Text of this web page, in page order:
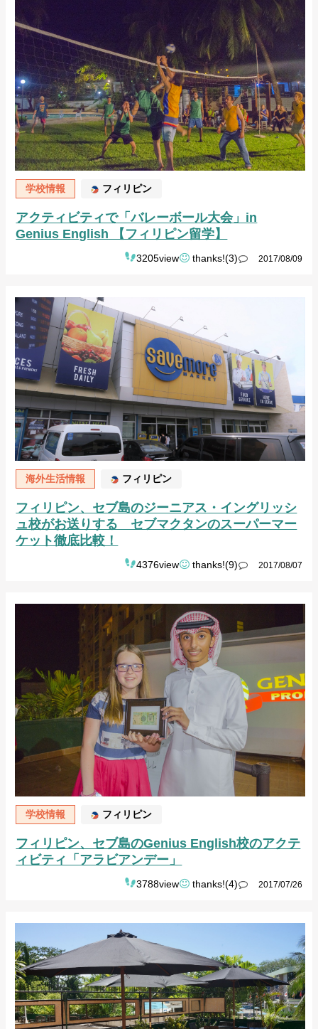
学校情報 フィリピン
アクティビティで「バレーボール大会」in
Genius English 【フィリピン留学】
3205view thanks!(3) 2017/08/09
海外生活情報 フィリピン
フィリピン、セブ島のジーニアス・イングリッシ
ュ校がお送りする セブマクタンのスーパーマー
ケット徹底比較！
4376view thanks!(9) 2017/08/07
学校情報 フィリピン
フィリピン、セブ島のGenius English校のアクテ
ィビティ「アラビアンデー」
3788view thanks!(4) 2017/07/26